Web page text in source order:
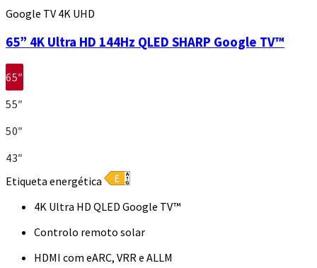
Google TV 4K UHD
65” 4K Ultra HD 144Hz QLED SHARP Google TV™
65″
55″
50″
43″
Etiqueta energética
4K Ultra HD QLED Google TV™
Controlo remoto solar
HDMI com eARC, VRR e ALLM